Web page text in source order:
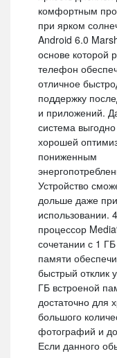
комфортным
при ярком
Android 6.0
основе которой
телефон
отличное
поддержку
и приложений.
система
хорошей
пониженным
Устройство
дольше даже
использовании.
процессор
сочетании с 1
памяти
быстрый отклик
ГБ встроеной
достаточно для
большого
фотографий и
Если данного